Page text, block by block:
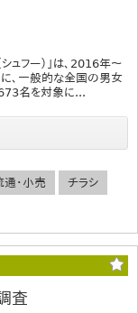
フー）」は、2016年～
、一般的な全国の男女
名を対象に...
通・小売 チラシ
査